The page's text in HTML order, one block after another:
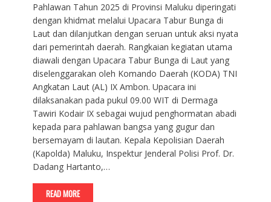
Pahlawan Tahun 2025 di Provinsi Maluku diperingati
dengan khidmat melalui Upacara Tabur Bunga di
Laut dan dilanjutkan dengan seruan untuk aksi nyata
dari pemerintah daerah. Rangkaian kegiatan utama
diawali dengan Upacara Tabur Bunga di Laut yang
diselenggarakan oleh Komando Daerah (KODA) TNI
Angkatan Laut (AL) IX Ambon. Upacara ini
dilaksanakan pada pukul 09.00 WIT di Dermaga
Tawiri Kodair IX sebagai wujud penghormatan abadi
kepada para pahlawan bangsa yang gugur dan
bersemayam di lautan. Kepala Kepolisian Daerah
(Kapolda) Maluku, Inspektur Jenderal Polisi Prof. Dr.
Dadang Hartanto,…
READ MORE